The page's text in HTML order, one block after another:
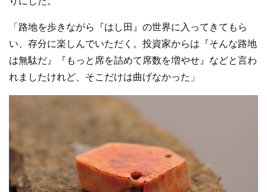
「路地を歩きながら『はし田』の世界に入ってきてもら
い、存分に楽しんでいただく。投資家からは『そんな路地
は無駄だ』『もっと席を詰めて席数を増やせ』などと言わ
れましたけれど、そこだけは曲げなかった」